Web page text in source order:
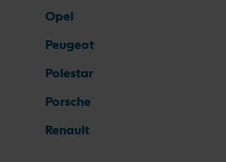
Opel
Peugeot
Polestar
Porsche
Renault